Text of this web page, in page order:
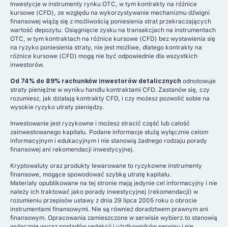
Inwestycje w instrumenty rynku OTC, w tym kontrakty na różnice
kursowe (CFD), ze względu na wykorzystywanie mechanizmu dźwigni
finansowej wiążą się z możliwością poniesienia strat przekraczających
wartość depozytu. Osiągnięcie zysku na transakcjach na instrumentach
OTC, w tym kontraktach na różnice kursowe (CFD) bez wystawienia się
na ryzyko poniesienia straty, nie jest możliwe, dlatego kontrakty na
różnice kursowe (CFD) mogą nie być odpowiednie dla wszystkich
inwestorów.
Od 74% do 89% rachunków inwestorów detalicznych odnotowuje
straty pieniężne w wyniku handlu kontraktami CFD. Zastanów się, czy
rozumiesz, jak działają kontrakty CFD, i czy możesz pozwolić sobie na
wysokie ryzyko utraty pieniędzy.
Inwestowanie jest ryzykowne i możesz stracić część lub całość
zainwestowanego kapitału. Podane informacje służą wyłącznie celom
informacyjnym i edukacyjnym i nie stanowią żadnego rodzaju porady
finansowej ani rekomendacji inwestycyjnej.
Kryptowaluty oraz produkty lewarowane to ryzykowne instrumenty
finansowe, mogące spowodować szybką utratę kapitału.
Materiały opublikowane na tej stronie mają jedynie cel informacyjny i nie
należy ich traktować jako porady inwestycyjnej (rekomendacji) w
rozumieniu przepisów ustawy z dnia 29 lipca 2005 roku o obrocie
instrumentami finansowymi. Nie są również doradztwem prawnym ani
finansowym. Opracowania zamieszczone w serwisie wybierz.to stanowią